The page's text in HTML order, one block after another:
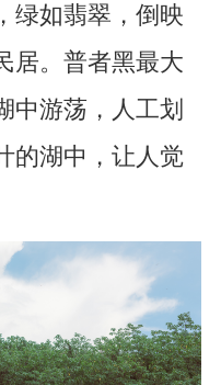
绿如翡翠，倒映
居。普者黑最大
中游荡，人工划
的湖中，让人觉